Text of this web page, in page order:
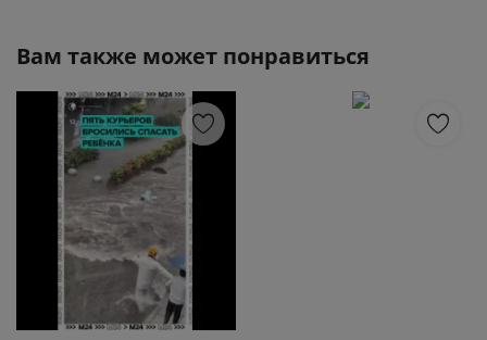
Вам также может понравиться